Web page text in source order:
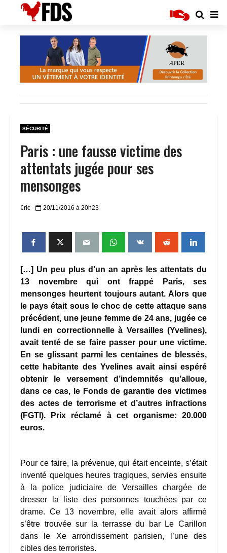
SÉCURITÉ
Paris : une fausse victime des
attentats jugée pour ses
mensonges
€ric 20/11/2016 à 20h23
[…] Un peu plus d’un an après les attentats du
13 novembre qui ont frappé Paris, ses
mensonges heurtent toujours autant. Alors que
le pays était sous le choc de cette attaque sans
précédent, une jeune femme de 24 ans, jugée ce
lundi en correctionnelle à Versailles (Yvelines),
avait tenté de se faire passer pour une victime.
En se glissant parmi les centaines de blessés,
cette habitante des Yvelines avait ainsi espéré
obtenir le versement d’indemnités qu’alloue,
dans ce cas, le Fonds de garantie des victimes
des actes de terrorisme et d’autres infractions
(FGTI). Prix réclamé à cet organisme: 20.000
euros.
Pour ce faire, la prévenue, qui était enceinte, s’était
inventé quelques heures tragiques, servies ensuite
à la police judiciaire de Versailles chargée de
dresser la liste des personnes touchées par ce
drame. Ce 13 novembre, elle avait alors affirmé
s’être trouvée sur la terrasse du bar Le Carillon
dans le Xe arrondissement parisien, l’une des
cibles des terroristes.